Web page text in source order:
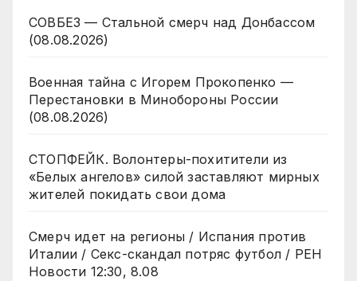
СОВБЕЗ — Стальной смерч над Донбассом
(08.08.2026)
Военная тайна с Игорем Прокопенко —
Перестановки в Минобороны России
(08.08.2026)
СТОПФЕЙК. Волонтеры-похитители из
«Белых ангелов» силой заставляют мирных
жителей покидать свои дома
Смерч идет на регионы / Испания против
Италии / Секс-скандал потряс футбол / РЕН
Новости 12:30, 8.08